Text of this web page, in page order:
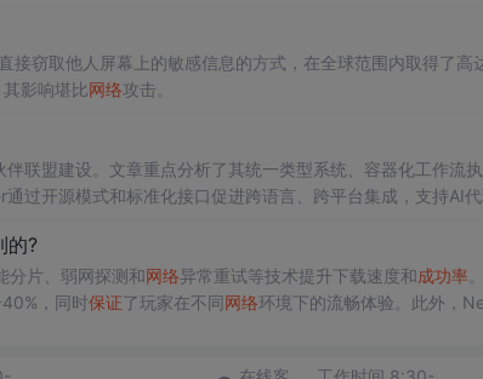
窃取他人屏幕上的敏感信息的方式，在全球范围内取得了高
影响堪比网络攻击。
伴联盟建设。文章重点分析了其统一类型系统、容器化工作流
过开源模式和标准化接口促进跨语言、跨平台集成，支持AI
的?
分片、弱网探测和网络异常重试等技术提升下载速度和成功率
，同时保证了玩家在不同网络环境下的流畅体验。此外，